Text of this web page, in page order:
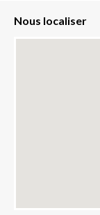
Nous localiser